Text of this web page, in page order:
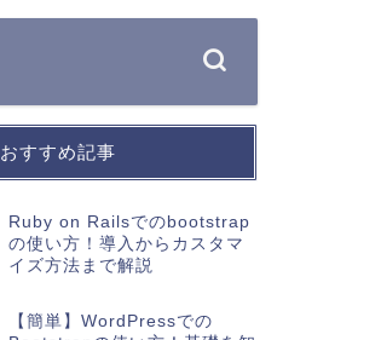
おすすめ記事
Ruby on Railsでのbootstrap
の使い方！導入からカスタマ
イズ方法まで解説
【簡単】WordPressでの